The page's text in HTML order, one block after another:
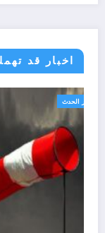
اخبار قد
الجزائر الحدث